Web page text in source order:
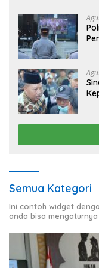
Semua Kategori
Ini contoh widget
anda bisa